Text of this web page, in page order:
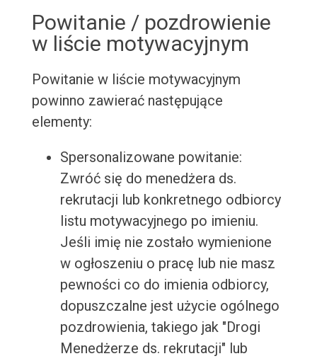
Powitanie / pozdrowienie
w liście motywacyjnym
Powitanie w liście motywacyjnym
powinno zawierać następujące
elementy:
Spersonalizowane powitanie:
Zwróć się do menedżera ds.
rekrutacji lub konkretnego odbiorcy
listu motywacyjnego po imieniu.
Jeśli imię nie zostało wymienione
w ogłoszeniu o pracę lub nie masz
pewności co do imienia odbiorcy,
dopuszczalne jest użycie ogólnego
pozdrowienia, takiego jak "Drogi
Menedżerze ds. rekrutacji" lub